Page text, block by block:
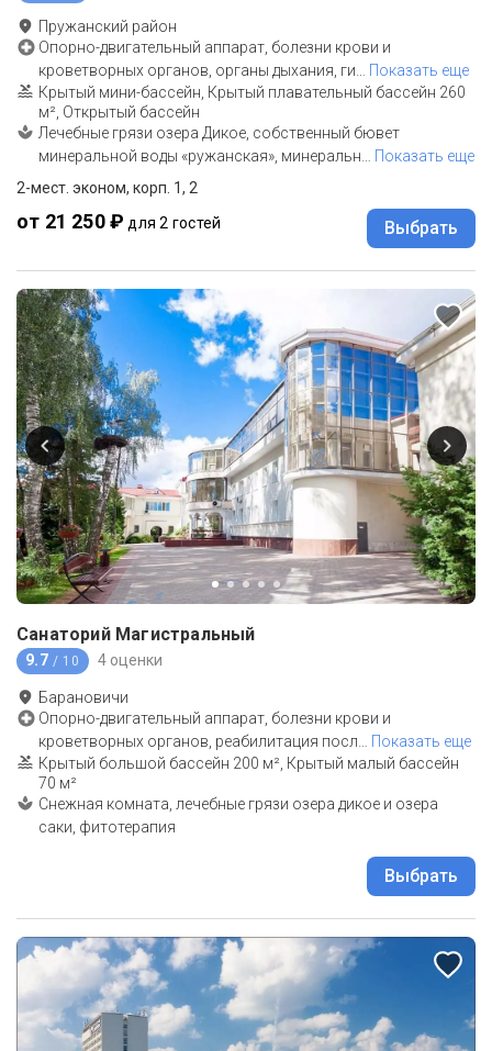
Пружанский район
Опорно-двигательный аппарат, болезни крови и
кроветворных органов, органы дыхания, ги
Показать еще
Крытый мини-бассейн, Крытый плавательный бассейн 260
м², Открытый бассейн
Лечебные грязи озера Дикое, собственный бювет
минеральной воды «ружанская», минеральн
Показать еще
2-мест. эконом, корп. 1, 2
от 21 250 ₽ для 2 гостей Выбрать
Санаторий Магистральный
9.7 / 10 4 оценки
Барановичи
Опорно-двигательный аппарат, болезни крови и
кроветворных органов, реабилитация посл
Показать еще
Крытый большой бассейн 200 м², Крытый малый бассейн
70 м²
Снежная комната, лечебные грязи озера дикое и озера
саки, фитотерапия
Выбрать